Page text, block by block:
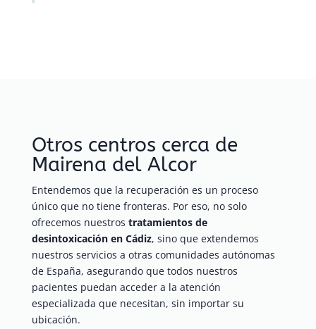
Otros centros cerca de
Mairena del Alcor
Entendemos que la recuperación es un proceso
único que no tiene fronteras. Por eso, no solo
ofrecemos nuestros tratamientos de
desintoxicación en Cádiz, sino que extendemos
nuestros servicios a otras comunidades autónomas
de España, asegurando que todos nuestros
pacientes puedan acceder a la atención
especializada que necesitan, sin importar su
ubicación.